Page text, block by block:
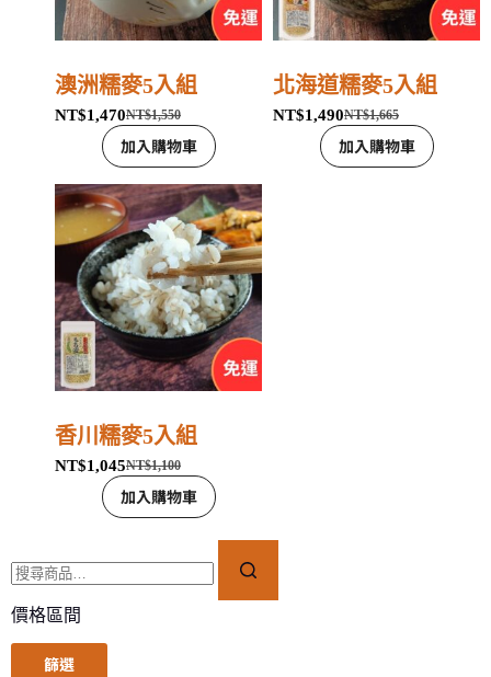
價格區間
篩選
澳洲糯麥5入組
NT$1,550
NT$1,470
加入購物車
北海道糯麥5入組
NT$1,665
NT$1,490
加入購物車
香川糯麥5入組
NT$1,100
NT$1,045
加入購物車